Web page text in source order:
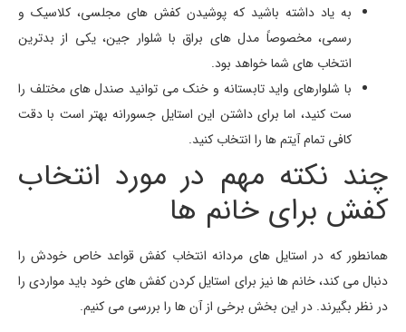
به یاد داشته باشید که پوشیدن کفش های مجلسی، کلاسیک و
رسمی، مخصوصاً مدل های براق با شلوار جین، یکی از بدترین
انتخاب های شما خواهد بود.
با شلوارهای واید تابستانه و خنک می توانید صندل های مختلف را
ست کنید، اما برای داشتن این استایل جسورانه بهتر است با دقت
کافی تمام آیتم ها را انتخاب کنید.
چند نکته مهم در مورد انتخاب
کفش برای خانم ها
همانطور که در استایل های مردانه انتخاب کفش قواعد خاص خودش را
دنبال می کند، خانم ها نیز برای استایل کردن کفش های خود باید مواردی را
در نظر بگیرند. در این بخش برخی از آن ها را بررسی می کنیم.